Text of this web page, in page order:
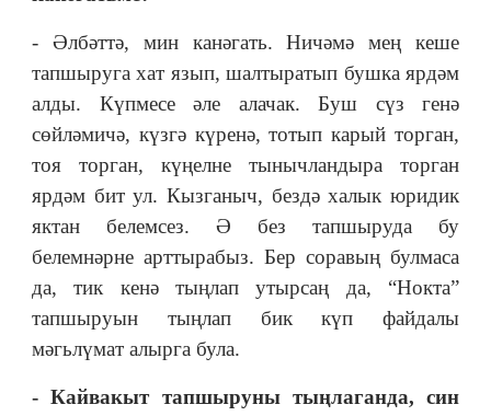
- Әлбәттә, мин канәгать. Ничәмә мең кеше
тапшыруга хат язып, шалтыратып бушка ярдәм
алды. Күпмесе әле алачак. Буш сүз генә
сөйләмичә, күзгә күренә, тотып карый торган,
тоя торган, күңелне тынычландыра торган
ярдәм бит ул. Кызганыч, бездә халык юридик
яктан белемсез. Ә без тапшыруда бу
белемнәрне арттырабыз. Бер соравың булмаса
да, тик кенә тыңлап утырсаң да, “Нокта”
тапшыруын тыңлап бик күп файдалы
мәгьлүмат алырга була.
- Кайвакыт тапшыруны тыңлаганда, син